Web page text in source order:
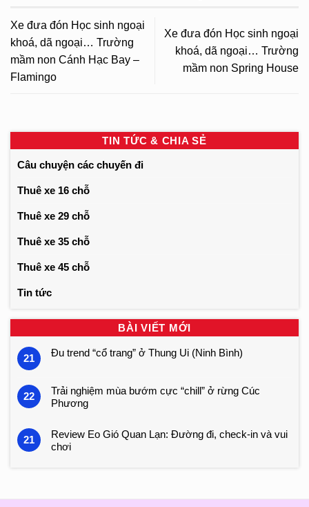
Xe đưa đón Học sinh ngoại
khoá, dã ngoại… Trường
mầm non Cánh Hạc Bay –
Flamingo
Xe đưa đón Học sinh ngoại
khoá, dã ngoại… Trường
mầm non Spring House
TIN TỨC & CHIA SẺ
Câu chuyện các chuyến đi
Thuê xe 16 chỗ
Thuê xe 29 chỗ
Thuê xe 35 chỗ
Thuê xe 45 chỗ
Tin tức
BÀI VIẾT MỚI
21 Đu trend “cổ trang” ở Thung Ui (Ninh Bình)
22
Trải nghiệm mùa bướm cực “chill” ở rừng Cúc
Phương
21
Review Eo Gió Quan Lạn: Đường đi, check-in và vui
chơi